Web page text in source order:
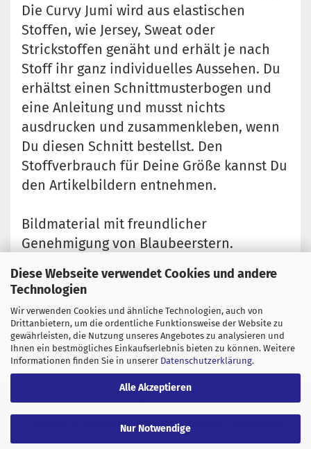
Diese Webseite verwendet Cookies und andere
Technologien
Wir verwenden Cookies und ähnliche Technologien, auch von
Drittanbietern, um die ordentliche Funktionsweise der Website zu
gewährleisten, die Nutzung unseres Angebotes zu analysieren und
Ihnen ein bestmögliches Einkaufserlebnis bieten zu können. Weitere
Informationen finden Sie in unserer Datenschutzerklärung.
Alle Akzeptieren
Nur Notwendige
Die Curvy Jumi wird aus elastischen
Stoffen, wie Jersey, Sweat oder
Strickstoffen genäht und erhält je nach
Stoff ihr ganz individuelles Aussehen. Du
erhältst einen Schnittmusterbogen und
eine Anleitung und musst nichts
ausdrucken und zusammenkleben, wenn
Du diesen Schnitt bestellst. Den
Stoffverbrauch für Deine Größe kannst Du
den Artikelbildern entnehmen.
Bildmaterial mit freundlicher
Genehmigung von Blaubeerstern.
KUNDENREZENSIONEN
Widerrufsrecht & Muster-Widerrufsformular
Versand- & Zahlungsbedingungen
Kontakt
AGB
Privatsphäre und Datenschutz Cookie Einstellungen